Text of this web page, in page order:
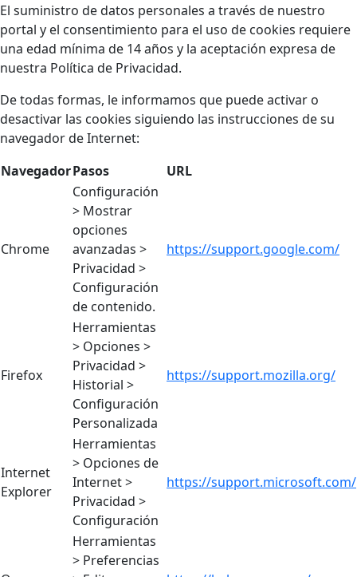
El suministro de datos personales a través de nuestro
portal y el consentimiento para el uso de cookies requiere
una edad mínima de 14 años y la aceptación expresa de
nuestra Política de Privacidad.
De todas formas, le informamos que puede activar o
desactivar las cookies siguiendo las instrucciones de su
navegador de Internet:
NavegadorPasos URL
Chrome
Configuración
> Mostrar
opciones
avanzadas >
Privacidad >
Configuración
de contenido.
https://support.google.com/
Firefox
Herramientas
> Opciones >
Privacidad >
Historial >
Configuración
Personalizada
https://support.mozilla.org/
Internet
Explorer
Herramientas
> Opciones de
Internet >
Privacidad >
Configuración
https://support.microsoft.com/
Herramientas
> Preferencias